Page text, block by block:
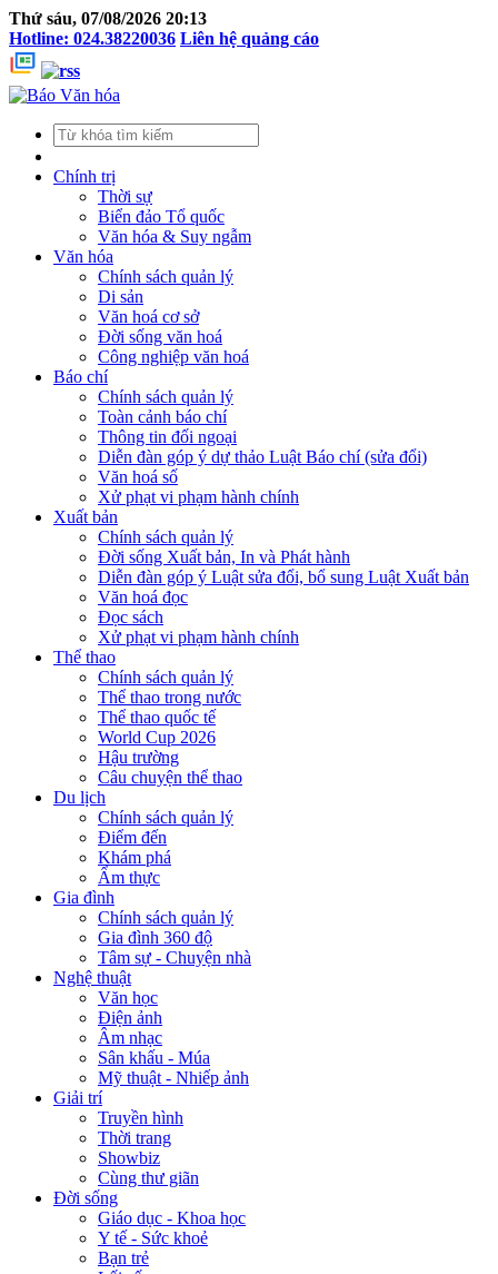
Thứ sáu, 07/08/2026 20:13
Hotline: 024.38220036 Liên hệ quảng cáo
Chính trị
Thời sự
Biển đảo Tổ quốc
Văn hóa & Suy ngẫm
Văn hóa
Chính sách quản lý
Di sản
Văn hoá cơ sở
Đời sống văn hoá
Công nghiệp văn hoá
Báo chí
Chính sách quản lý
Toàn cảnh báo chí
Thông tin đối ngoại
Diễn đàn góp ý dự thảo Luật Báo chí (sửa đổi)
Văn hoá số
Xử phạt vi phạm hành chính
Xuất bản
Chính sách quản lý
Đời sống Xuất bản, In và Phát hành
Diễn đàn góp ý Luật sửa đổi, bổ sung Luật Xuất bản
Văn hoá đọc
Đọc sách
Xử phạt vi phạm hành chính
Thể thao
Chính sách quản lý
Thể thao trong nước
Thể thao quốc tế
World Cup 2026
Hậu trường
Câu chuyện thể thao
Du lịch
Chính sách quản lý
Điểm đến
Khám phá
Ẩm thực
Gia đình
Chính sách quản lý
Gia đình 360 độ
Tâm sự - Chuyện nhà
Nghệ thuật
Văn học
Điện ảnh
Âm nhạc
Sân khấu - Múa
Mỹ thuật - Nhiếp ảnh
Giải trí
Truyền hình
Thời trang
Showbiz
Cùng thư giãn
Đời sống
Giáo dục - Khoa học
Y tế - Sức khoẻ
Bạn trẻ